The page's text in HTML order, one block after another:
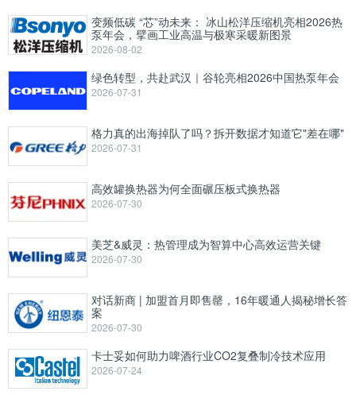
变频低碳 “芯”动未来： 冰山松洋压缩机亮相2026热
泵年会，擘画工业高温与极寒采暖新图景
2026-08-02
绿色转型，共赴武汉｜谷轮亮相2026中国热泵年会
2026-07-31
格力真的出海掉队了吗？拆开数据才知道它"差在哪"
2026-07-31
高效罐换热器为何全面碾压板式换热器
2026-07-30
美芝&威灵：热管理成为智算中心高效运营关键
2026-07-30
对话新商 | 加盟首月即售罄，16年暖通人揭秘增长答
案
2026-07-30
卡士妥如何助力啤酒行业CO2复叠制冷技术应用
2026-07-24